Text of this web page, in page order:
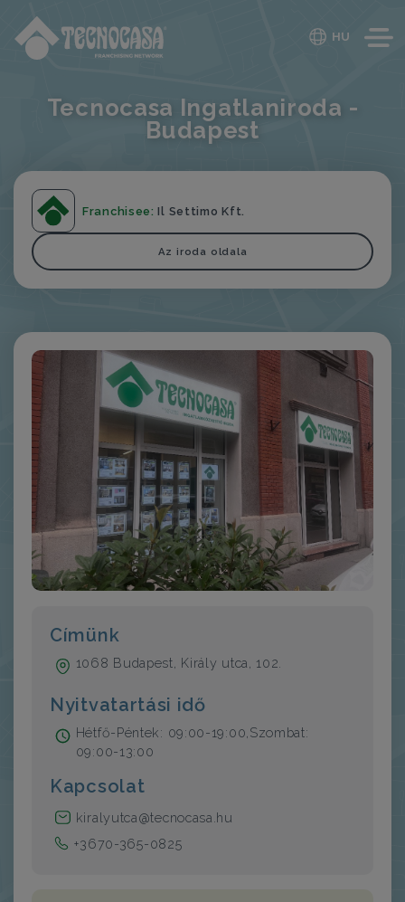
HU
Tecnocasa Ingatlaniroda -
Budapest
Franchisee: Il Settimo Kft.
Az iroda oldala
Címünk
1068 Budapest, Király utca, 102.
Nyitvatartási idő
Hétfő-Péntek: 09:00-19:00,Szombat:
09:00-13:00
Kapcsolat
kiralyutca@tecnocasa.hu
+3670-365-0825